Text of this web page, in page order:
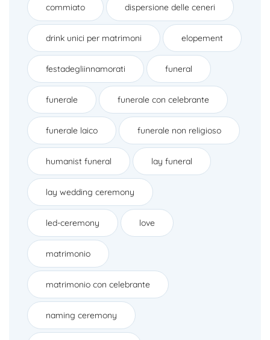
commiato dispersione delle ceneri
drink unici per matrimoni elopement
festadegliinnamorati funeral
funerale funerale con celebrante
funerale laico funerale non religioso
humanist funeral lay funeral
lay wedding ceremony
led-ceremony love
matrimonio
matrimonio con celebrante
naming ceremony